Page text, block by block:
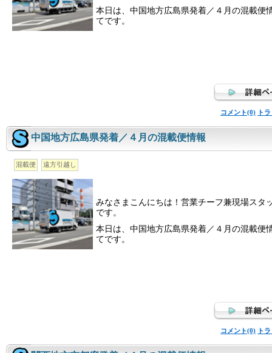
本日は、中国地方広島県発着／４月の混載便
てです。
コメント(0) ト
中国地方広島県発着／４月の混載便情報
混載便 遠方引越し
みなさまこんにちは！営業チーフ兼現場スタ
です。
本日は、中国地方広島県発着／４月の混載便
てです。
コメント(0) ト